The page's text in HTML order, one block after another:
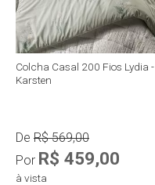
Colcha Casal 200 Fios Lydia -
Karsten
De R$ 569,00
Por R$ 459,00
à vista